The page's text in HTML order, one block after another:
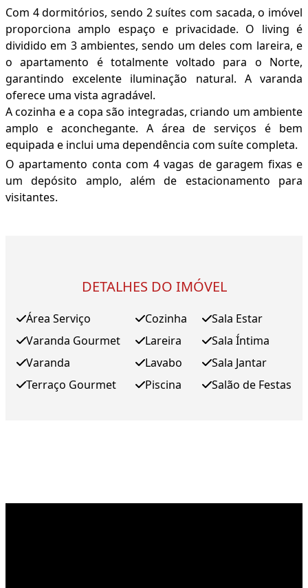
Com 4 dormitórios, sendo 2 suítes com sacada, o imóvel
proporciona amplo espaço e privacidade. O living é
dividido em 3 ambientes, sendo um deles com lareira, e
o apartamento é totalmente voltado para o Norte,
garantindo excelente iluminação natural. A varanda
oferece uma vista agradável.
A cozinha e a copa são integradas, criando um ambiente
amplo e aconchegante. A área de serviços é bem
equipada e inclui uma dependência com suíte completa.
O apartamento conta com 4 vagas de garagem fixas e
um depósito amplo, além de estacionamento para
visitantes.
DETALHES DO IMÓVEL
Área Serviço
Varanda Gourmet
Varanda
Terraço Gourmet
Cozinha
Lareira
Lavabo
Piscina
Sala Estar
Sala Íntima
Sala Jantar
Salão de Festas